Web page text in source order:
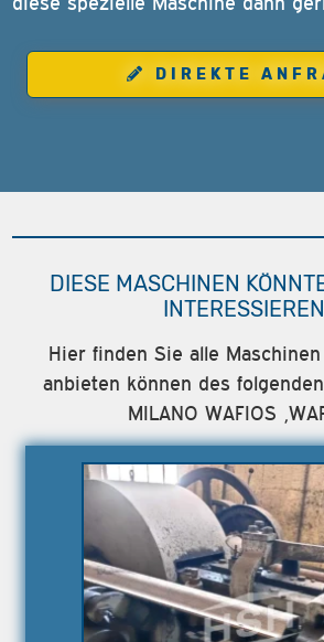
DIREKTE
DIESE MASCHINEN
Hier finden Sie alle
anbieten können des
MILANO WAFIOS